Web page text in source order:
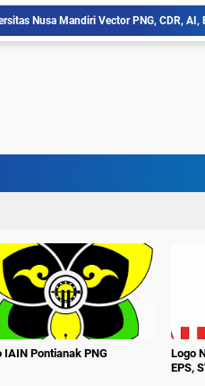
Nusa Mandiri Vector PNG, CDR, AI,
Barito Selatan, Klik Vector PNG,
Pesantren Darululum UNIPDU
IAIN Pontianak PNG
Logo
EPS,